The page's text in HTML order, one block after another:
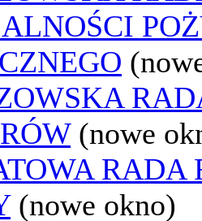
(nowe
RADA
(nowe okno)